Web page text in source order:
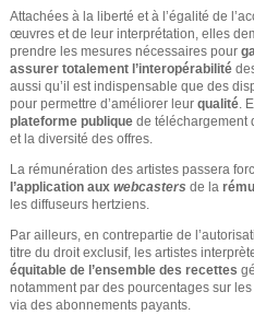
Attachées à la liberté et à l’égalité de
œuvres et de leur interprétation, elles
prendre les mesures nécessaires pour
assurer totalement l’interopérabilité
aussi qu’il est indispensable que des
pour permettre d’améliorer leur qualité.
plateforme publiquede téléchargement
et la diversité des offres.
La rémunération des artistes passera
l’application aux webcasters de la
les diffuseurs hertziens.
Par ailleurs, en contrepartie de
titre du droit exclusif, les artistes
équitable de l’ensemble des recettes
notamment par des pourcentages sur
via des abonnements payants.